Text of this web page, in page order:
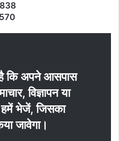
कि अपने आसपास
विज्ञापन या
भेजें, जिसका
जावेगा।